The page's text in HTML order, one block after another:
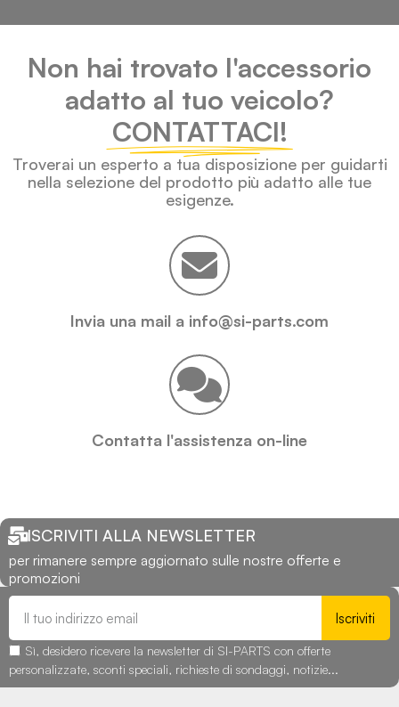
Non hai trovato l'accessorio
adatto al tuo veicolo?
CONTATTACI!
Troverai un esperto a tua disposizione per guidarti
nella selezione del prodotto più adatto alle tue
esigenze.
Invia una mail a info@si-parts.com
Contatta l'assistenza on-line
ISCRIVITI ALLA NEWSLETTER
per rimanere sempre aggiornato sulle nostre offerte e
promozioni
Iscriviti
Sì, desidero ricevere la newsletter di SI-PARTS con offerte
personalizzate, sconti speciali, richieste di sondaggi, notizie...